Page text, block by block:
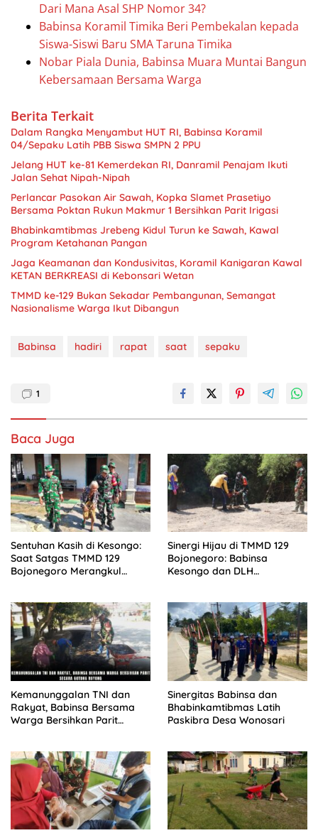
Dari Mana Asal SHP Nomor 34?
Babinsa Koramil Timika Beri Pembekalan kepada
Siswa-Siswi Baru SMA Taruna Timika
Nobar Piala Dunia, Babinsa Muara Muntai Bangun
Kebersamaan Bersama Warga
Berita Terkait
Dalam Rangka Menyambut HUT RI, Babinsa Koramil
04/Sepaku Latih PBB Siswa SMPN 2 PPU
Jelang HUT ke-81 Kemerdekan RI, Danramil Penajam Ikuti
Jalan Sehat Nipah-Nipah
Perlancar Pasokan Air Sawah, Kopka Slamet Prasetiyo
Bersama Poktan Rukun Makmur 1 Bersihkan Parit Irigasi
Bhabinkamtibmas Jrebeng Kidul Turun ke Sawah, Kawal
Program Ketahanan Pangan
Jaga Keamanan dan Kondusivitas, Koramil Kanigaran Kawal
KETAN BERKREASI di Kebonsari Wetan
TMMD ke-129 Bukan Sekadar Pembangunan, Semangat
Nasionalisme Warga Ikut Dibangun
Babinsa hadiri rapat saat sepaku
1
Baca Juga
Sentuhan Kasih di Kesongo:
Saat Satgas TMMD 129
Bojonegoro Merangkul
Sinergi Hijau di TMMD 129
Bojonegoro: Babinsa
Kesongo dan DLH
Tanggul Sungai
Kemanunggalan TNI dan
Rakyat, Babinsa Bersama
Warga Bersihkan Parit
Sinergitas Babinsa dan
Bhabinkamtibmas Latih
Paskibra Desa Wonosari